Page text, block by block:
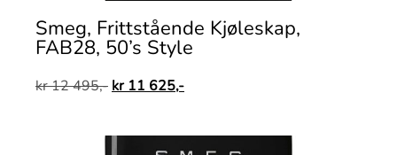
Smeg, Frittstående Kjøleskap,
FAB28, 50’s Style
kr12 495,- kr11 625,-